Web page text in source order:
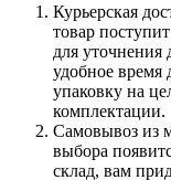
Курьерская
товар
для уточнения
удобное время
упаковку на
комплектации.
Самовывоз из
выбора
склад, вам